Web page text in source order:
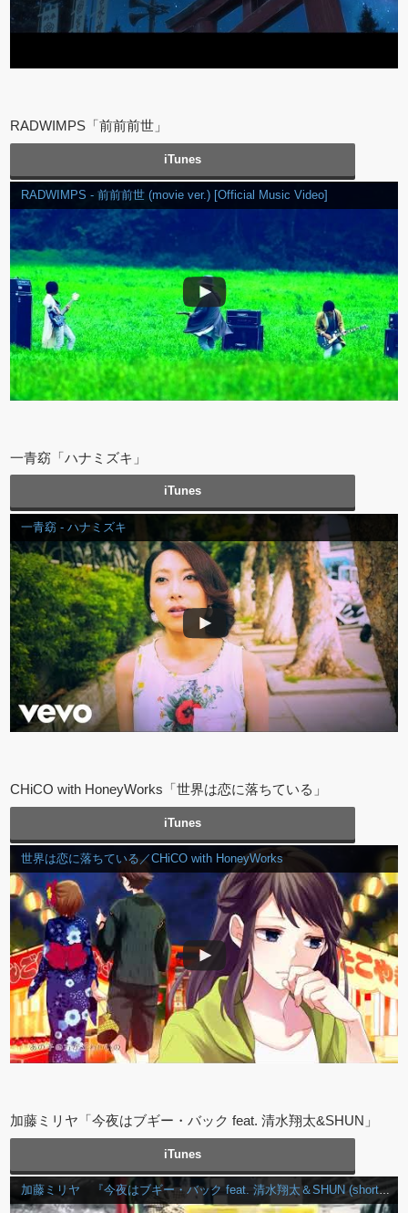
RADWIMPS「前前前世」
iTunes
RADWIMPS - 前前前世 (movie ver.) [Official Music Video]
一青窈「ハナミズキ」
iTunes
一青窈 - ハナミズキ
CHiCO with HoneyWorks「世界は恋に落ちている」
iTunes
世界は恋に落ちている／CHiCO with HoneyWorks
加藤ミリヤ「今夜はブギー・バック feat. 清水翔太&SHUN」
iTunes
加藤ミリヤ 『今夜はブギー・バック feat. 清水翔太＆SHUN (short ver.)』